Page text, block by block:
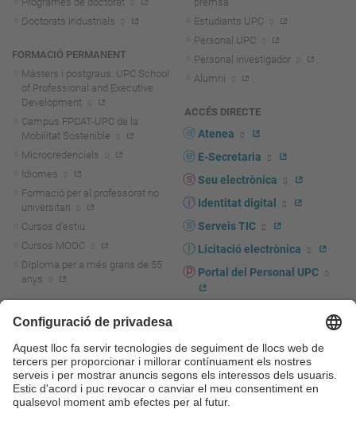
Doctorats industrials
FORMACIÓ PERMANENT
Màsters i postgraus. UPC School
of Professional and Executive
Development
Campus FPCAT-UPC de la
Mobilitat Sostenible
Microcredencials
Idiomes
Formació per al professorat no
universitari
Cursos d'estiu
Cursos MOOC
Diploma per a més grans de 55
anys
Actualitat R+D+I
La recerca a la UPC
La transferència, l'emprenedoria i
la innovació a la UPC
Foment i suport a la recerca
Estudiants UPC
Personal UPC
Personal investigador
Alumni
ACCÉS DIRECTE
Atenea
E-Secretaria
Seu electrònica
Identitat digital
Serveis TIC
Licitació electrònica
Portal del Personal UPC
UPCshop, marxandatge
Sala de premsa
Seguretat i salut